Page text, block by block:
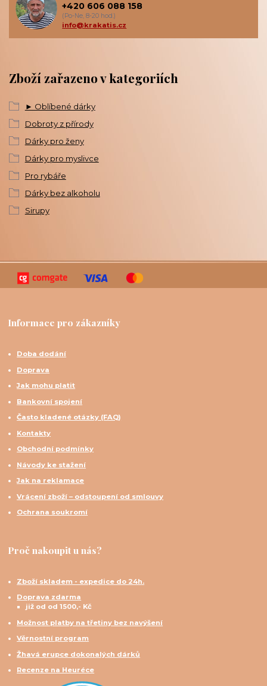
Zboží zařazeno v kategoriích
► Oblíbené dárky
Dobroty z přírody
Dárky pro ženy
Dárky pro myslivce
Pro rybáře
Dárky bez alkoholu
Sirupy
+420 606 088 158
(Po-Ne, 8-20 hod.)
info@krakatis.cz
Informace pro zákazníky
Doba dodání
Doprava
Jak mohu platit
Bankovní spojení
Často kladené otázky (FAQ)
Kontakty
Obchodní podmínky
Návody ke stažení
Jak na reklamace
Vrácení zboží – odstoupení od smlouvy
Ochrana soukromí
Proč nakoupit u nás?
Zboží skladem - expedice do 24h.
Doprava zdarma
již od od 1500,- Kč
Možnost platby na třetiny bez navýšení
Věrnostní program
Žhavá erupce dokonalých dárků
Recenze na Heuréce